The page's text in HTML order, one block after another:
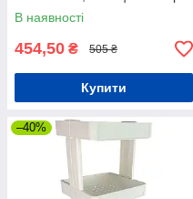
підлогова
В наявності
454,50 ₴ 505 ₴
Купити
–40%